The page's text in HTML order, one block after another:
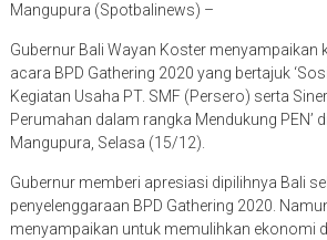
Mangupura (Spotbalinews) –
Gubernur Bali Wayan Koster menyampaikan
acara BPD Gathering 2020 yang bertajuk
Kegiatan Usaha PT. SMF (Persero) serta
Perumahan dalam rangka Mendukung PEN’
Mangupura, Selasa (15/12).
Gubernur memberi apresiasi dipilihnya Bali
penyelenggaraan BPD Gathering 2020.
menyampaikan untuk memulihkan ekonomi